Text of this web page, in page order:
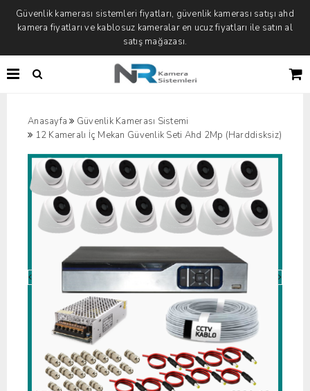
Güvenlik kamerası sistemleri fiyatları, güvenlik kamerası satışı ahd
kamera fiyatları ve kablosuz kameralar en ucuz fiyatları ile satın al
satış mağazası.
Anasayfa
Güvenlik Kamerası Sistemi
12 Kameralı İç Mekan Güvenlik Seti Ahd 2Mp (Harddisksiz)